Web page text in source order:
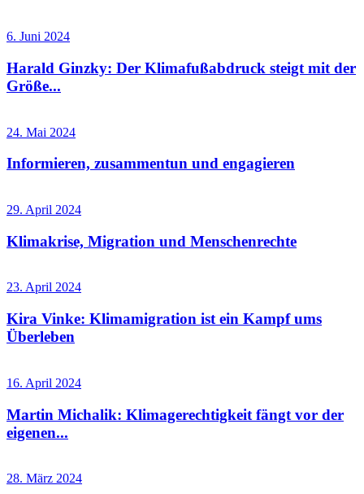
6. Juni 2024
Harald Ginzky: Der Klimafußabdruck steigt mit der
Größe...
24. Mai 2024
Informieren, zusammentun und engagieren
29. April 2024
Klimakrise, Migration und Menschenrechte
23. April 2024
Kira Vinke: Klimamigration ist ein Kampf ums
Überleben
16. April 2024
Martin Michalik: Klimagerechtigkeit fängt vor der
eigenen...
28. März 2024